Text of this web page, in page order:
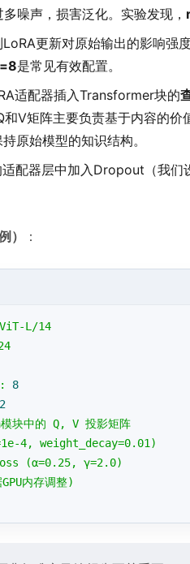
噪声，损害泛化。实验发现，
LoRA更新对原始输出的影响
是常见有效配置。
适配器插入Transformer块的
和V矩阵主要负责基于内容的
原始模型的知识结构。
适配器层中加入Dropout（我
） ：
ViT-L/14
8
块中的 Q, V 投影矩阵
4,
weight_decay=0.01)
(α=0.25,
γ=2.0)
内存调整)